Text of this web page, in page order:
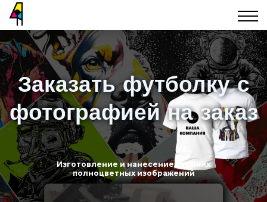
Заказать футболку с
фотографией на заказ
Изготовление и нанесение стойких
полноцветных изображений